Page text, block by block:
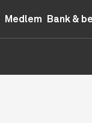
Medlem Bank &